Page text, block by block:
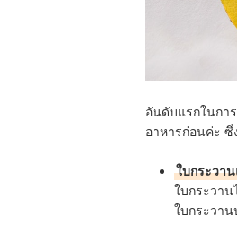
อันดับแรกในกา
อาหารก่อนค่ะ
ใบกระวา
ใบกระวา
ใบกระวา